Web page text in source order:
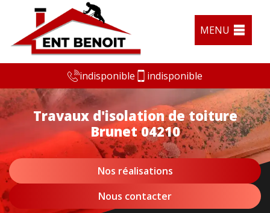
MENU
indisponible indisponible
Travaux d'isolation de toiture
Brunet 04210
Nos réalisations
Nous contacter